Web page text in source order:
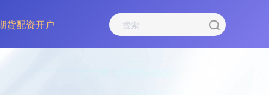
货配资开户